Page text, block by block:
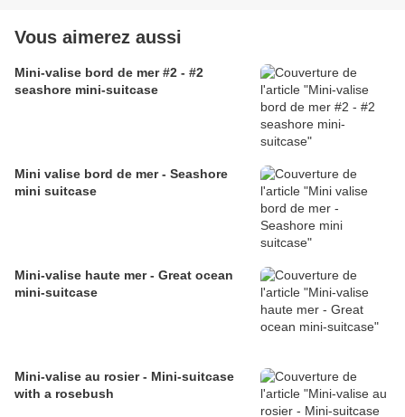
Vous aimerez aussi
Mini-valise bord de mer #2 - #2
seashore mini-suitcase
Mini valise bord de mer - Seashore
mini suitcase
Mini-valise haute mer - Great ocean
mini-suitcase
Mini-valise au rosier - Mini-suitcase
with a rosebush